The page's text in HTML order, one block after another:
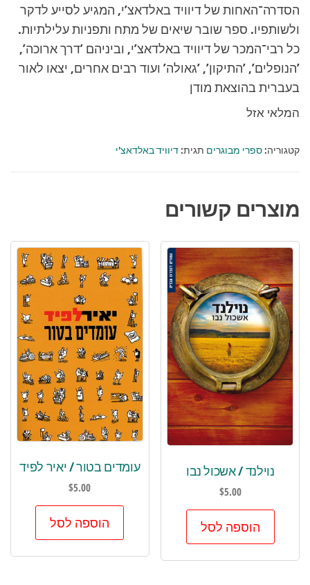
הסדרה־האחות של דיוויד באלדאצ’י, המגיע לסייע לדקר
ולשותפיו. ספר שובר שיאים של מתח ותפניות עלילתיות.
כל רבי־המכר של דיוויד באלדאצ’י, וביניהם ’דרך ארוכה’,
’הנופלים’, ’התיקון’, ’גאולה’ ועוד רבים אחרים, יצאו לאור
בעברית בהוצאת מודן
המלאי אזל
קטגוריה:ספרי מבוגרים תגית:דיוויד באלדאצ'י
מוצרים קשורים
נוילנד / אשכול נבו
$5.00
הוספה לסל
עומדים בטור / יאיר לפיד
$5.00
הוספה לסל